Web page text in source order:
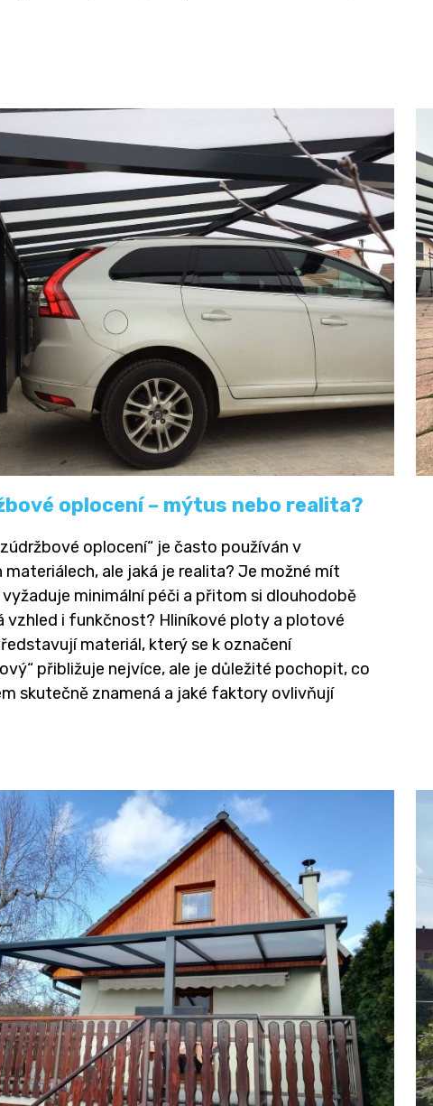
oplocení – mýtus nebo realita?
oplocení“ je často používán v
materiálech, ale jaká je realita? Je možné mít
minimální péči a přitom si dlouhodobě
vzhled i funkčnost? Hliníkové ploty a plotové
materiál, který se k označení
přibližuje nejvíce, ale je důležité pochopit, co
skutečně znamená a jaké faktory ovlivňují